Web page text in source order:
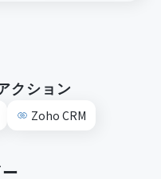
クション
Zoho CRM